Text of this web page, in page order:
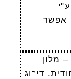
אפשר
– מלון
דירוג